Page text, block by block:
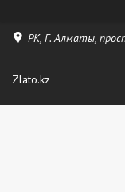
РК, Г. Алматы,
Zlato.kz